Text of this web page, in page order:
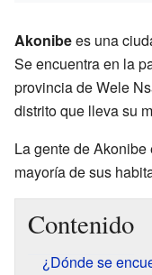
Akonibees una
Se encuentra en la
provincia de Wele
distrito que lleva su
La gente de
mayoría de sus
Contenido
¿Dónde se